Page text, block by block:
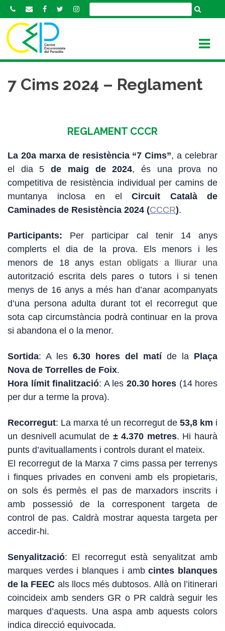
k
7 Cims 2024 – Reglament
REGLAMENT CCCR
La 20a marxa de resistència “7 Cims”, a celebrar
el dia 5de maig de 2024, és una prova no
competitiva de resistència individual per camins de
muntanya inclosa en el Circuit Català de
Caminades de Resistència 2024 (CCCR).
Participants: Per participar cal tenir 14 anys
complerts el dia de la prova. Els menors i les
menors de 18 anys estan obligats a lliurar una
autorització escrita dels pares o tutors i si tenen
menys de 16 anys a més han d’anar acompanyats
d’una persona adulta durant tot el recorregut que
sota cap circumstància podrà continuar en la prova
si abandona el o la menor.
Sortida: A les 6.30 hores del matí de la Plaça
Nova de Torrelles de Foix.
Hora límit finalització: A les 20.30 hores (14 hores
per dur a terme la prova).
Recorregut: La marxa té un recorregut de 53,8 km i
un desnivell acumulat de ± 4.370 metres. Hi haurà
punts d’avituallaments i controls durant el mateix.
El recorregut de la Marxa 7 cims passa per terrenys
i finques privades en conveni amb els propietaris,
on sols és permès el pas de marxadors inscrits i
amb possessió de la corresponent targeta de
control de pas. Caldrà mostrar aquesta targeta per
accedir-hi.
Senyalització: El recorregut està senyalitzat amb
marques verdes i blanques i ambcintes blanques
de la FEEC als llocs més dubtosos. Allà on l’itinerari
coincideix amb senders GR o PR caldrà seguir les
marques d’aquests. Una aspa amb aquests colors
indica direcció equivocada.